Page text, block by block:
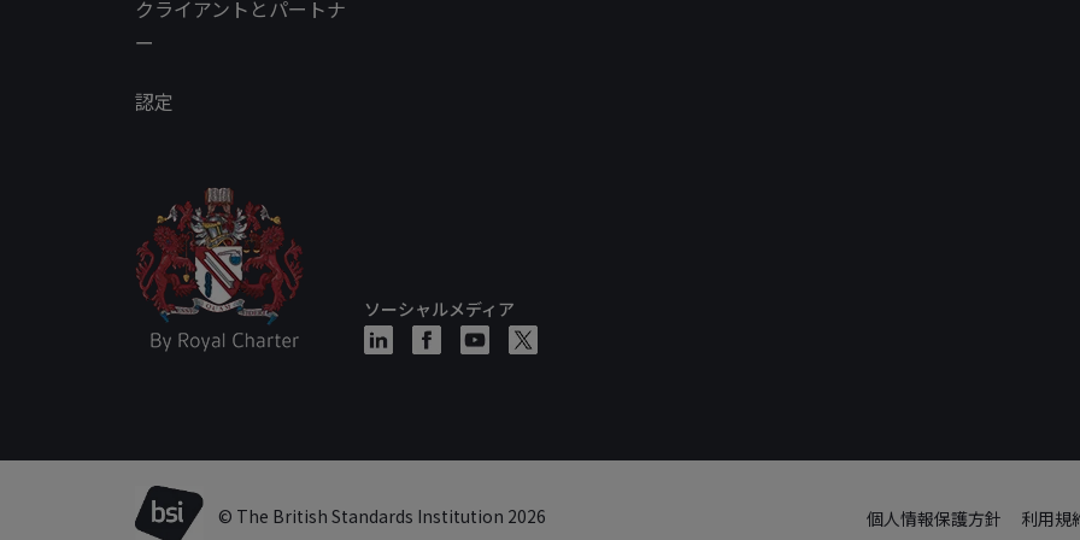
クライアントとパートナ
ー
認定
ソーシャルメディア
© The British Standards Institution 2026 個人情報保護方針 利用規